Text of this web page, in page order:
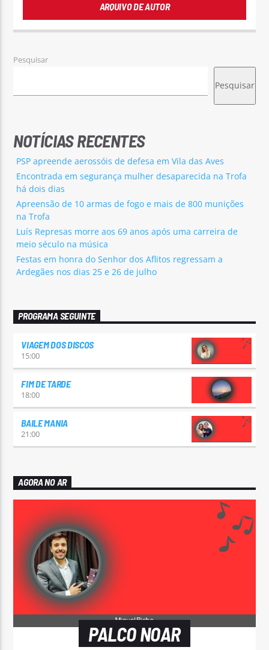
ARQUIVO DE AUTOR
Pesquisar
Pesquisar
NOTÍCIAS RECENTES
PSP apreende aerossóis de defesa em Vila das Aves
Encontrada em segurança mulher desaparecida na Trofa
há dois dias
Apreensão de 10 armas de fogo e mais de 800 munições
na Trofa
Luís Represas morre aos 69 anos após uma carreira de
meio século na música
Festas em honra do Senhor dos Aflitos regressam a
Ardegães nos dias 25 e 26 de julho
PROGRAMA SEGUINTE
VIAGEM DOS DISCOS
15:00
FIM DE TARDE
18:00
BAILE MANIA
21:00
AGORA NO AR
PALCO NOAR